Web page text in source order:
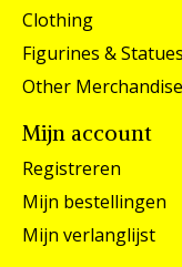
Clothing
Figurines & Statues
Other Merchandise
Mijn account
Registreren
Mijn bestellingen
Mijn verlanglijst